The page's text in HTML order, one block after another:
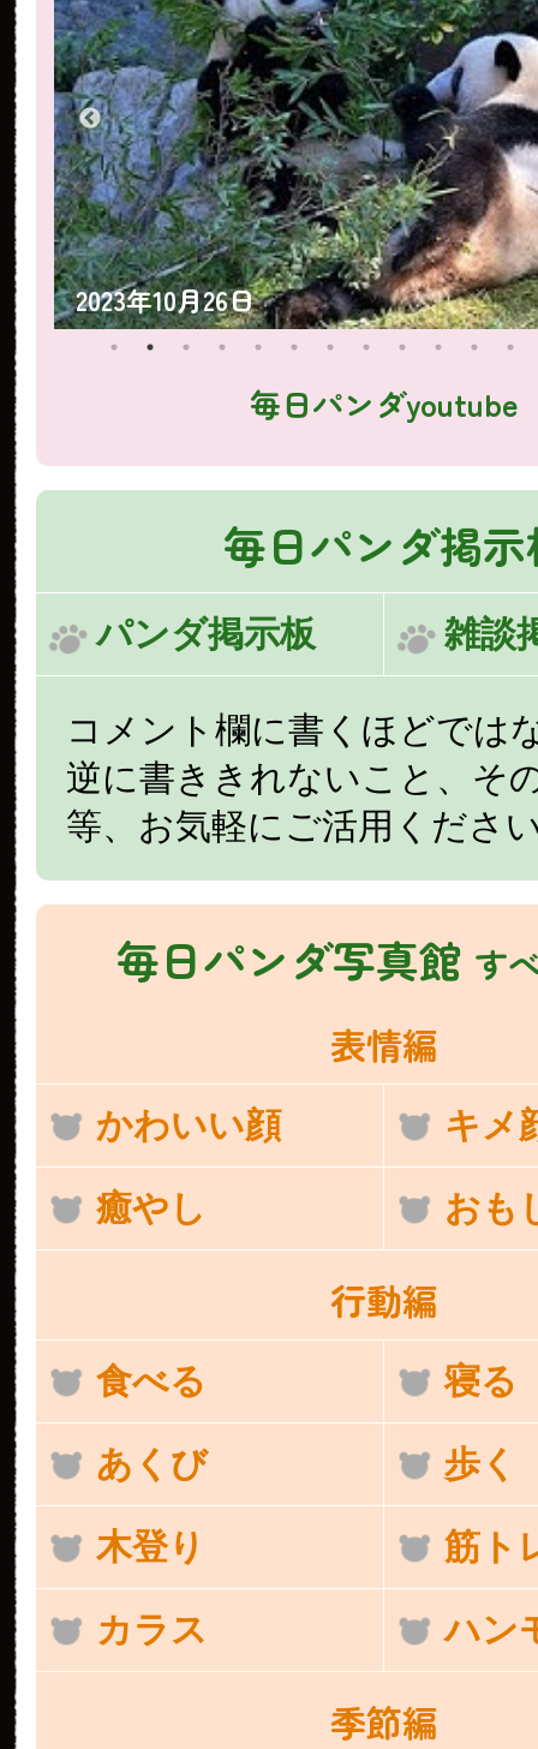
2023年10月25日
毎日パンダyoutube
毎日パンダ掲
パンダ掲示板 雑談
コメント欄に書くほどでは
逆に書ききれないこと、そ
等、お気軽にご活用くださ
毎日パンダ写真館 す
表情編
かわいい顔 キメ
癒やし おも
行動編
食べる 寝る
あくび 歩く
木登り 筋ト
カラス ハン
季節編